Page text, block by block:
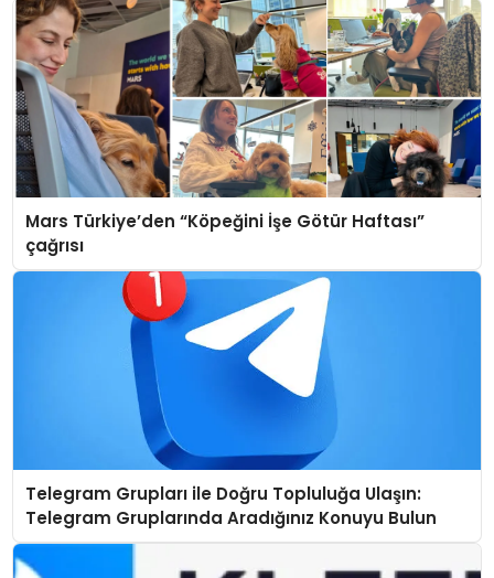
Mars Türkiye’den “Köpeğini İşe Götür Haftası”
çağrısı
Telegram Grupları ile Doğru Topluluğa Ulaşın:
Telegram Gruplarında Aradığınız Konuyu Bulun